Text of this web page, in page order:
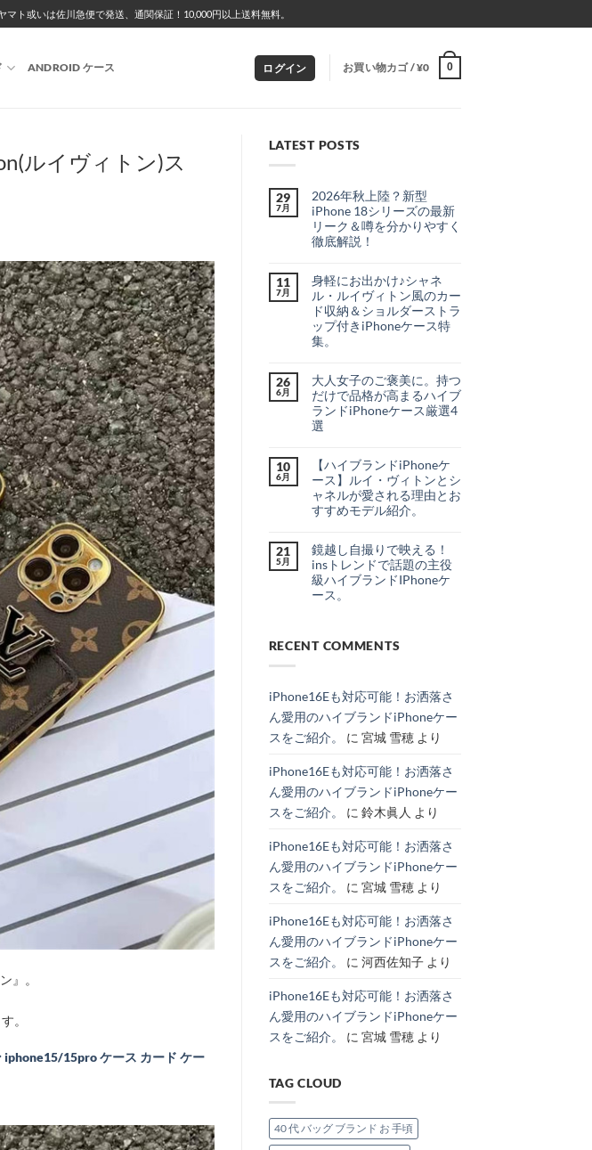
マト或いは佐川急便で発送、通関保証！10,000円以上送料無料。
ANDROID ケース ログイン お買い物カゴ /¥0 0
ルイヴィトン)ス
』。
。
iphone15/15pro ケース カード ケー
LATEST POSTS
29
7月
2026年秋上陸？新型
iPhone 18シリーズの最新
リーク＆噂を分かりやすく
徹底解説！
秋
上
陸？
新
iPhone
18
ー
ズ
の
最
新
リ
を
分
か
り
く
徹
底
解
説！
へ
ン
ト
は
ま
だ
あ
り
ん
11
7月
身軽にお出かけ♪シャネ
ル・ルイヴィトン風のカー
ド収納＆ショルダーストラ
ップ付きiPhoneケース特
集。
に
お
出
か
け
♪
ル・
イ
ヴ
ィ
風
の
カ
ー
ド
ョ
ト
ッ
プ
付
ケ
ス
特
集。
ン
ト
は
ま
だ
あ
26
6月
大人女子のご褒美に。持つ
だけで品格が高まるハイブ
ランドiPhoneケース厳選4
選
の
ご
褒
美
つ
だ
け
で
る
ン
iPhone
ケ
ー
選
選
へ
の
ト
ま
だ
あ
せ
ん
10
6月
【ハイブランドiPhoneケ
ース】ルイ・ヴィトンとシ
ャネルが愛される理由とお
すすめモデル紹介。
ブ
ラ
ン
ド
iPhone
イ・
と
ャ
ル
さ
る
由
す
め
デ
介。
の
ン
ト
は
ま
ん
21
5月
鏡越し自撮りで映える！
insトレンドで話題の主役
級ハイブランドIPhoneケ
ース。
自
撮
え
ins
レ
で
題
主
ハ
ブ
ン
ケ
ス。
の
ト
り
せ
RECENT COMMENTS
iPhone16Eも対応可能！お洒落さ
ん愛用のハイブランドiPhoneケー
スをご紹介。
に 宮城 雪穂より
iPhone16Eも対応可能！お洒落さ
ん愛用のハイブランドiPhoneケー
スをご紹介。
に 鈴木眞人 より
iPhone16Eも対応可能！お洒落さ
ん愛用のハイブランドiPhoneケー
スをご紹介。
に 宮城 雪穂より
iPhone16Eも対応可能！お洒落さ
ん愛用のハイブランドiPhoneケー
スをご紹介。
に 河西佐知子より
iPhone16Eも対応可能！お洒落さ
ん愛用のハイブランドiPhoneケー
スをご紹介。
に 宮城 雪穂より
TAG CLOUD
40 代 バッグ ブランド お 手頃